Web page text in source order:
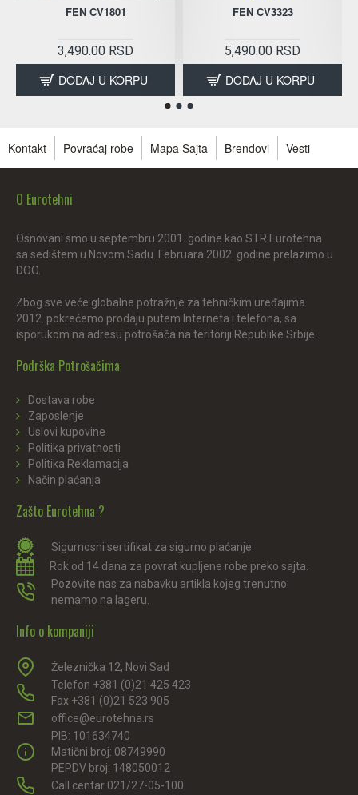
FEN CV1801
3,490.00 RSD
DODAJ U KORPU
FEN CV3323
5,490.00 RSD
DODAJ U KORPU
Kontakt Povraćaj robe Mapa Sajta Brendovi Vesti
O Eurotehni
Osnovani smo u septembru 2001. godine kao STR Eurotehna
sa sedištem u Novom Sadu. Februara 2002. godine prelazimo u
DOO.
Zbog sve veće globalne potražnje za tehničkim uređajima
2012. pokrećemo prodaju putem Interneta i telefona, sa
isporukom na adresu potrošača na teritoriji Republike Srbije.
Podrška Potrošačima
Dostava robe
Zaposlenje
Uslovi kupovine
Politika privatnosti
Politika Reklamacija
Način plaćanja
Zašto Eurotehna ?
Sigurnosni sertifikat za sigurno plaćanje.
Rok od 14 dana za povrat kupljene robe preko sajta.
Pozovite nas za nabavku artikla kojeg trenutno
nemamo na lageru.
Info o kompaniji
Železnička 12, Novi Sad
Telefon +381 (0)21 425 423
Fax +381 (0)21 523 905
office@eurotehna.rs
PIB: 101634740
Matični broj: 08749990
PEPDV broj: 148050012
Call centar 021/27-05-100